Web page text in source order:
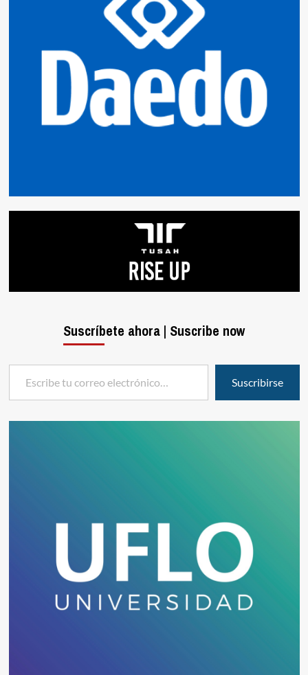
Suscríbete ahora | Suscribe now
Escribe tu correo electrónico…
Suscribirse